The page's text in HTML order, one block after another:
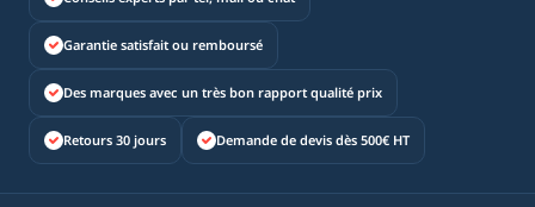
Garantie satisfait ou remboursé
Des marques avec un très bon rapport qualité prix
Retours 30 jours Demande de devis dès 500€ HT